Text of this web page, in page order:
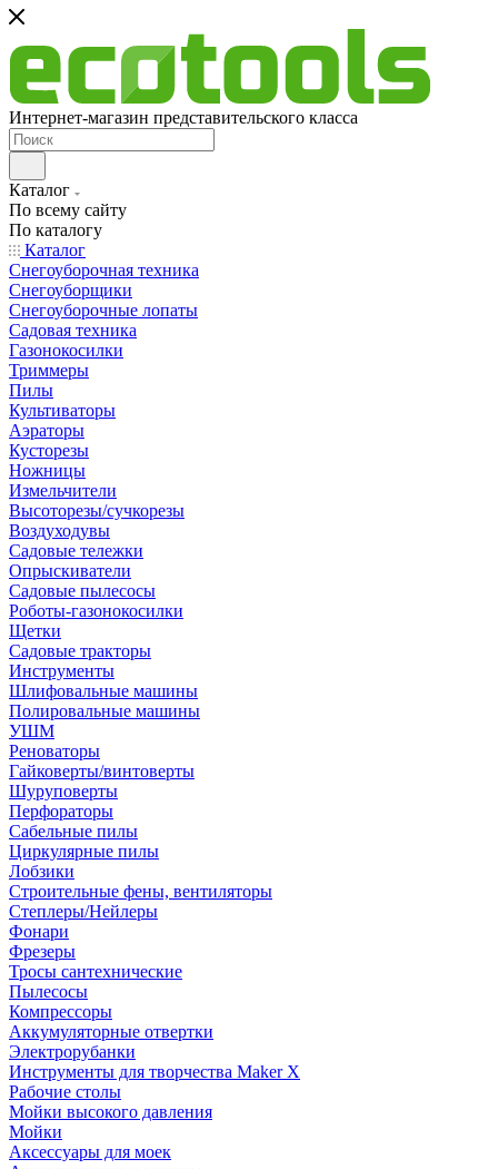
Интернет-магазин представительского класса
Каталог
По всему сайту
По каталогу
Каталог
Снегоуборочная техника
Снегоуборщики
Снегоуборочные лопаты
Садовая техника
Газонокосилки
Триммеры
Пилы
Культиваторы
Аэраторы
Кусторезы
Ножницы
Измельчители
Высоторезы/сучкорезы
Воздуходувы
Садовые тележки
Опрыскиватели
Садовые пылесосы
Роботы-газонокосилки
Щетки
Садовые тракторы
Инструменты
Шлифовальные машины
Полировальные машины
УШМ
Реноваторы
Гайковерты/винтоверты
Шуруповерты
Перфораторы
Сабельные пилы
Циркулярные пилы
Лобзики
Строительные фены, вентиляторы
Степлеры/Нейлеры
Фонари
Фрезеры
Тросы сантехнические
Пылесосы
Компрессоры
Аккумуляторные отвертки
Электрорубанки
Инструменты для творчества Maker X
Рабочие столы
Мойки высокого давления
Мойки
Аксессуары для моек